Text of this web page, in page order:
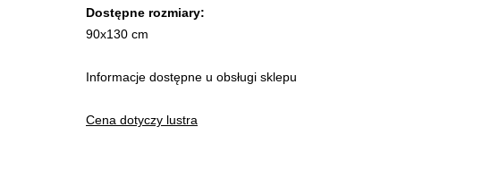
Dostępne rozmiary:
90x130 cm
Informacje dostępne u obsługi sklepu
Cena dotyczy lustra